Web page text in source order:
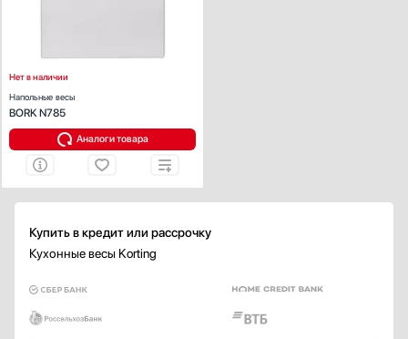
Нет в наличии
Напольные весы
BORK N785
Аналоги товара
Купить в кредит или рассрочку
Кухонные весы Korting